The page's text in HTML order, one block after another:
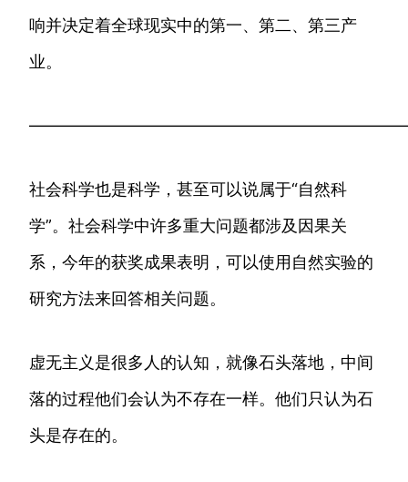
响并决定着全球现实中的第一、第二、第三产
业。
社会科学也是科学，甚至可以说属于“自然科
学”。社会科学中许多重大问题都涉及因果关
系，今年的获奖成果表明，可以使用自然实验的
研究方法来回答相关问题。
虚无主义是很多人的认知，就像石头落地，中间
落的过程他们会认为不存在一样。他们只认为石
头是存在的。